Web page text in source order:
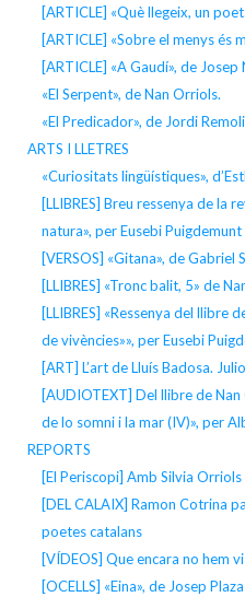
[ARTICLE] «Què llegeix, un
[ARTICLE] «Sobre el menys és
[ARTICLE] «A Gaudí», de Josep
«El Serpent», de Nan Orriols.
«El Predicador», de Jordi
ARTS I LLETRES
«Curiositats lingüístiques»,
[LLIBRES] Breu ressenya de la
natura», per Eusebi Puigdemunt
[VERSOS] «Gitana», de Gabriel
[LLIBRES] «Tronc balit, 5» de
[LLIBRES] «Ressenya del llibre
de vivències»», per Eusebi
[ART] L’art de Lluís Badosa.
[AUDIOTEXT] Del llibre de
de lo somni i la mar (IV)», per
REPORTS
[El Periscopi] Amb Silvia Orriols
[DEL CALAIX] Ramon Cotrina
poetes catalans
[VÍDEOS] Que encara no hem
[OCELLS] «Eina», de Josep Plaza